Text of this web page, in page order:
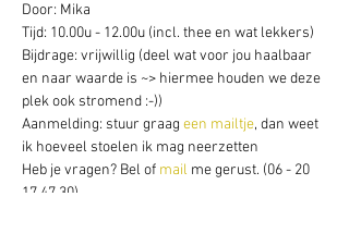
Door: Mika
Tijd: 10.00u - 12.00u (incl. thee en wat lekkers)
Bijdrage: vrijwillig (deel wat voor jou haalbaar
en naar waarde is ~> hiermee houden we deze
plek ook stromend :-))
Aanmelding: stuur graag een mailtje, dan weet
ik hoeveel stoelen ik mag neerzetten
Heb je vragen? Bel of mail me gerust. (06 - 20
17 47 30)